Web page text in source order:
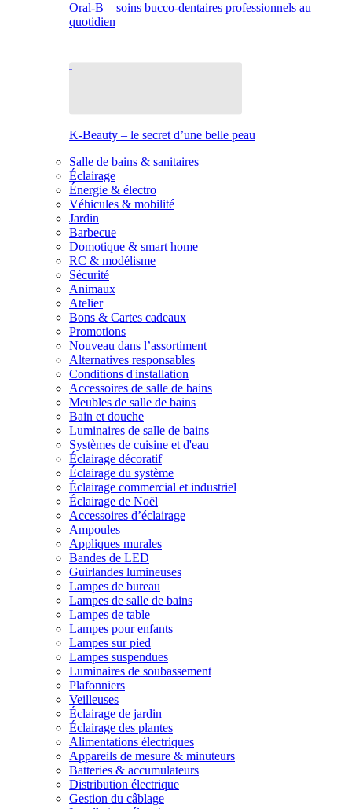
Oral-B – soins bucco-dentaires professionnels au
quotidien
K-Beauty – le secret d’une belle peau
Salle de bains & sanitaires
Éclairage
Énergie & électro
Véhicules & mobilité
Jardin
Barbecue
Domotique & smart home
RC & modélisme
Sécurité
Animaux
Atelier
Bons & Cartes cadeaux
Promotions
Nouveau dans l’assortiment
Alternatives responsables
Conditions d'installation
Accessoires de salle de bains
Meubles de salle de bains
Bain et douche
Luminaires de salle de bains
Systèmes de cuisine et d'eau
Éclairage décoratif
Éclairage du système
Éclairage commercial et industriel
Éclairage de Noël
Accessoires d’éclairage
Ampoules
Appliques murales
Bandes de LED
Guirlandes lumineuses
Lampes de bureau
Lampes de salle de bains
Lampes de table
Lampes pour enfants
Lampes sur pied
Lampes suspendues
Luminaires de soubassement
Plafonniers
Veilleuses
Éclairage de jardin
Éclairage des plantes
Alimentations électriques
Appareils de mesure & minuteurs
Batteries & accumulateurs
Distribution électrique
Gestion du câblage